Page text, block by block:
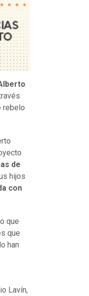
rebelo
de
hijos
con
que
que
han
Lavín,